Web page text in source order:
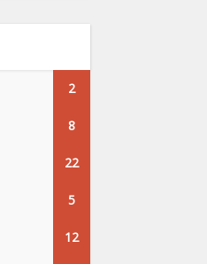
2
8
22
5
12